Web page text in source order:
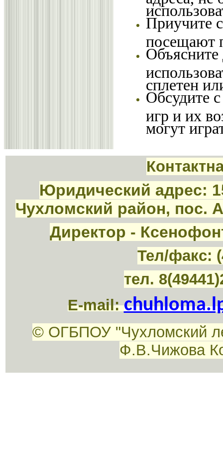
Приучите
посещают
Объясните
сплетен
Обсудите
игр и их
могут
Юридический адрес:
Чухломский район, пос.
Директор -
Тел/факс:
тел.
E-mail:
© ОГБПОУ "Чухломский
Ф.В.Чижова